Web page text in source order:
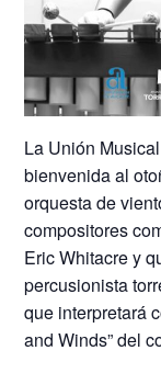
La Unión
bienvenida al
orquesta de
compositores
Eric Whitacre y
percusionista
que interpretará
and Winds” del